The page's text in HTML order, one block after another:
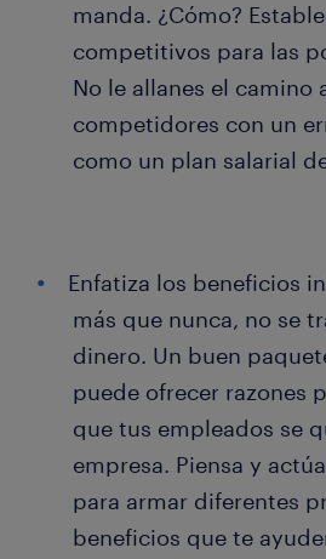
manda. ¿Cómo?
competitivos para las
No le allanes el camino
competidores con un
como un plan salarial
Enfatiza los beneficios
más que nunca, no se
dinero. Un buen
puede ofrecer razones
que tus empleados se
empresa. Piensa y
para armar diferentes
beneficios que te